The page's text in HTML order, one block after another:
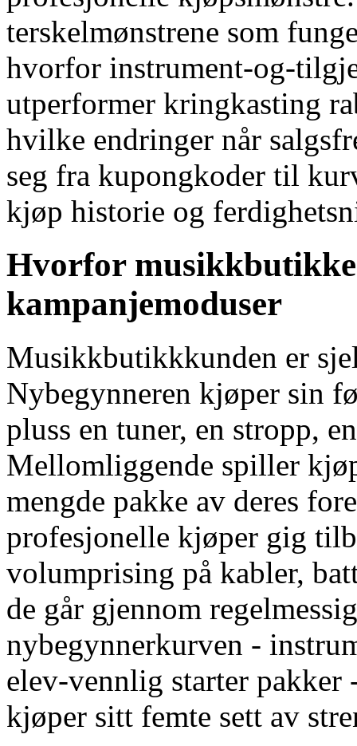
terskelmønstrene som
hvorfor instrument-og-
utperformer kringkasting
hvilke endringer når
seg fra kupongkoder til
kjøp historie og
Hvorfor
kampanjemoduser
Musikkbutikkkunden er
Nybegynneren kjøper sin
pluss en tuner, en stropp,
Mellomliggende spiller
mengde pakke av deres
profesjonelle kjøper gig
volumprising på kabler,
de går gjennom
nybegynnerkurven -
elev-vennlig starter pakker
kjøper sitt femte sett av